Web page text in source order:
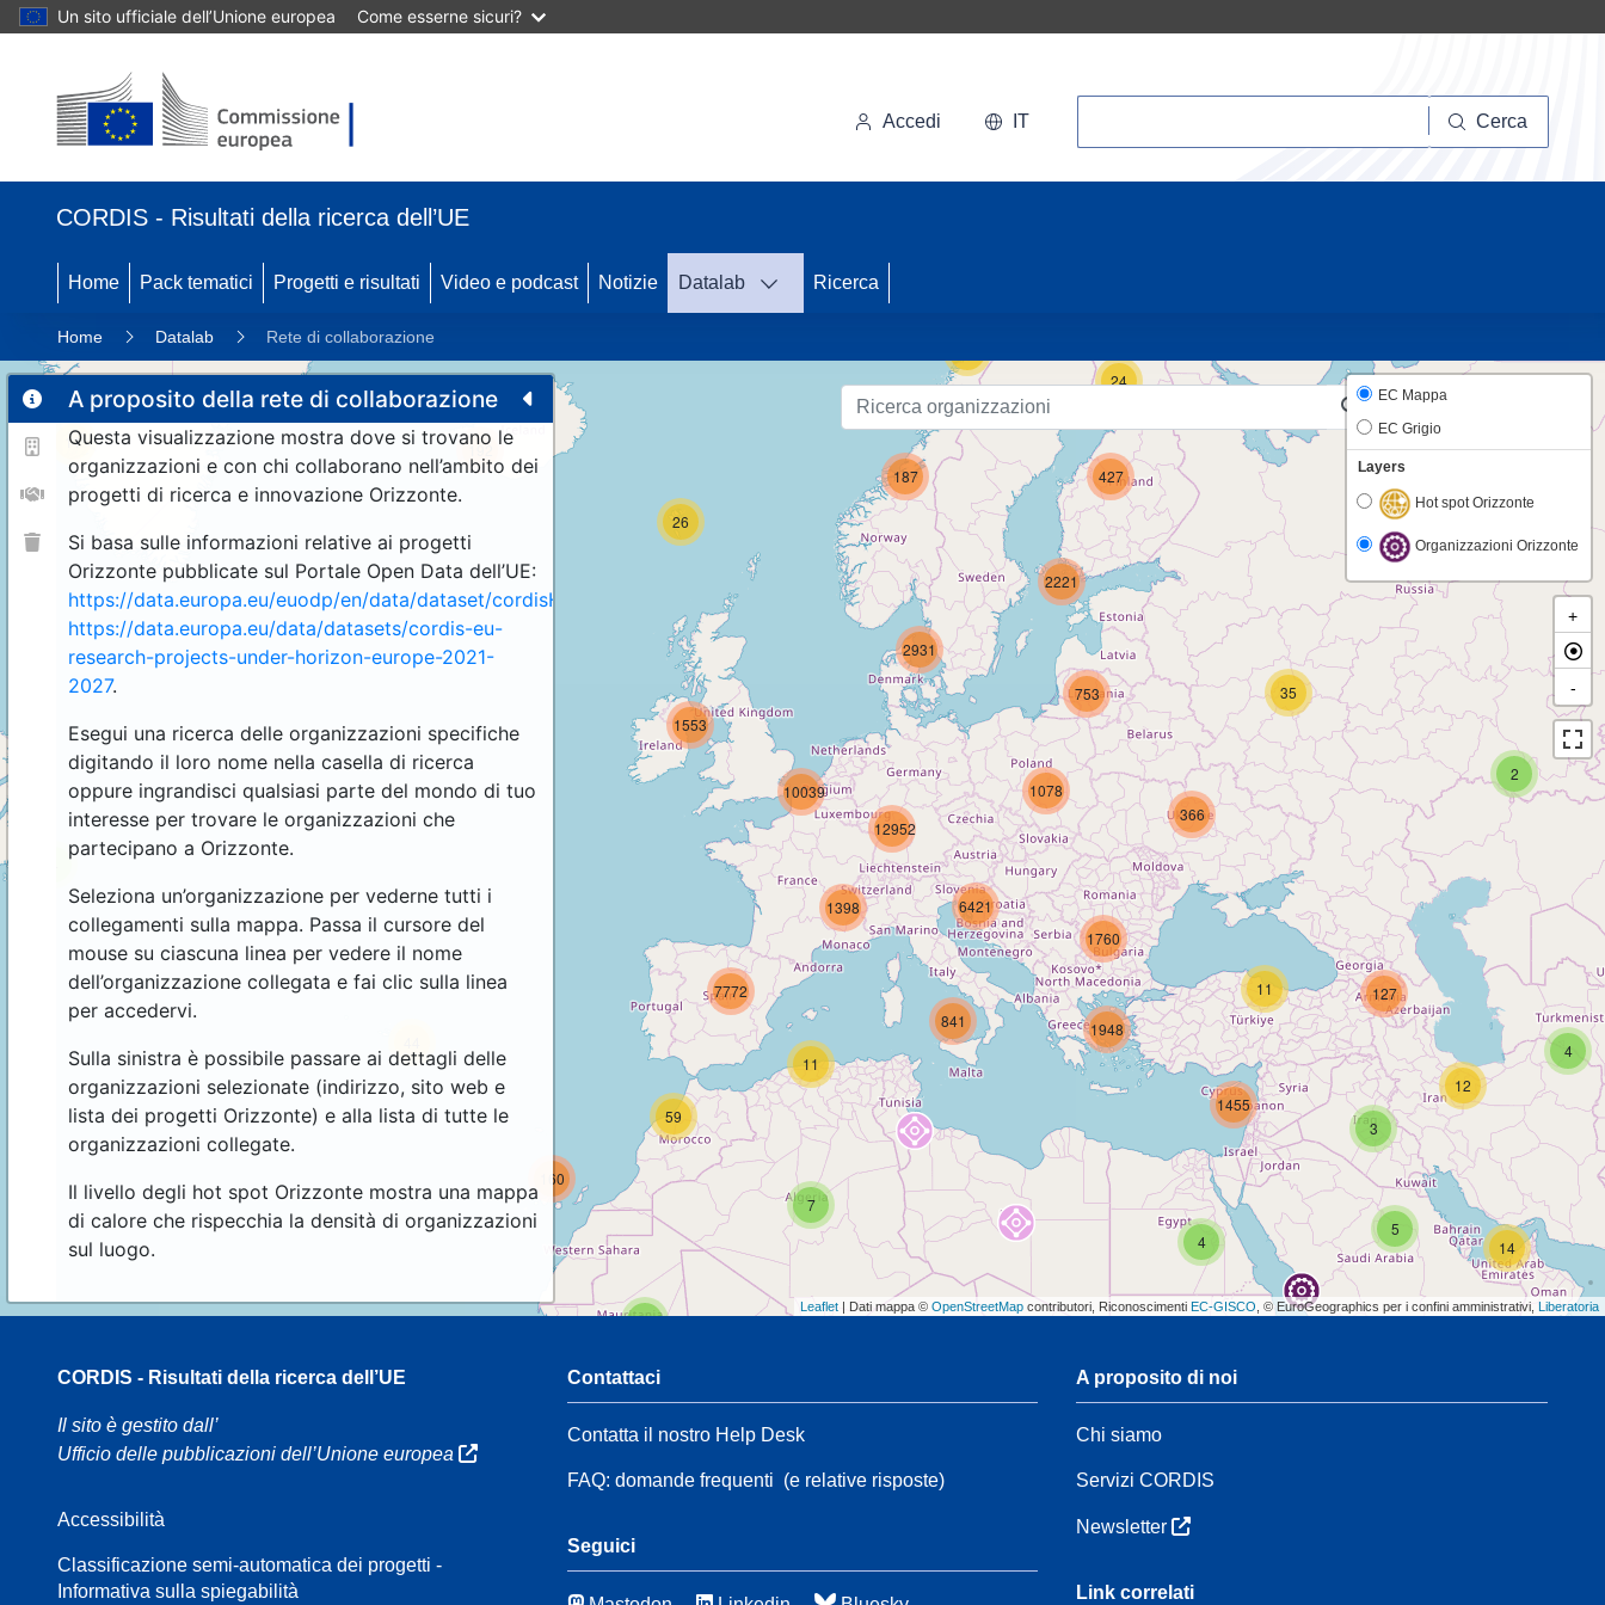
Un sito ufficiale dell’Unione europea Come esserne sicuri?
Accedi IT Cerca
CORDIS - Risultati della ricerca dell’UE
Home Pack tematici Progetti e risultati Video e podcast Notizie Datalab Ricerca
Home Datalab Rete di collaborazione
A proposito della rete di collaborazione
Questa visualizzazione mostra dove si trovano le
organizzazioni e con chi collaborano nell’ambito dei
progetti di ricerca e innovazione Orizzonte.
Si basa sulle informazioni relative ai progetti
Orizzonte pubblicate sul Portale Open Data dell’UE:
https://data.europa.eu/euodp/en/data/dataset/cordisH2020projects
https://data.europa.eu/data/datasets/cordis-eu-
research-projects-under-horizon-europe-2021-
2027.
Esegui una ricerca delle organizzazioni specifiche
digitando il loro nome nella casella di ricerca
oppure ingrandisci qualsiasi parte del mondo di tuo
interesse per trovare le organizzazioni che
partecipano a Orizzonte.
Seleziona un’organizzazione per vederne tutti i
collegamenti sulla mappa. Passa il cursore del
mouse su ciascuna linea per vedere il nome
dell’organizzazione collegata e fai clic sulla linea
per accedervi.
Sulla sinistra è possibile passare ai dettagli delle
organizzazioni selezionate (indirizzo, sito web e
lista dei progetti Orizzonte) e alla lista di tutte le
organizzazioni collegate.
Il livello degli hot spot Orizzonte mostra una mappa
di calore che rispecchia la densità di organizzazioni
sul luogo.
5
14
2
21
44
11
26
192
2
4
7
160
1553
11
59
7772
3
12
127
841
366
35
1760
753
4
11
1455
1948
187
24
427
2221
1398
1078
2931
10039
6421
12952
EC Mappa
EC Grigio
Layers
Hot spot Orizzonte
Organizzazioni Orizzonte
+
-
Leaflet | Dati mappa © OpenStreetMap contributori, Riconoscimenti EC-GISCO , © EuroGeographics per i confini amministrativi, Liberatoria
CORDIS - Risultati della ricerca dell’UE
Il sito è gestito dall’
Ufficio delle pubblicazioni dell’Unione europea
Accessibilità
Classificazione semi-automatica dei progetti -
Informativa sulla spiegabilità
Contattaci
Contatta il nostro Help Desk
FAQ: domande frequenti (e relative risposte)
Seguici
A proposito di noi
Chi siamo
Servizi CORDIS
Newsletter
Link correlati